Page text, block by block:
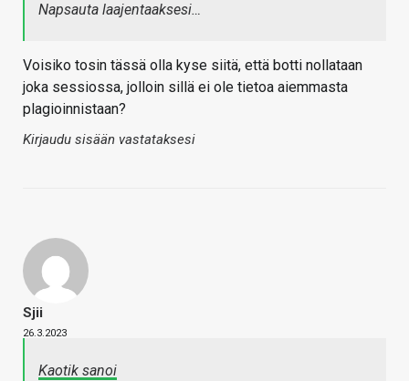
Napsauta laajentaaksesi…
Voisiko tosin tässä olla kyse siitä, että botti nollataan
joka sessiossa, jolloin sillä ei ole tietoa aiemmasta
plagioinnistaan?
Kirjaudu sisään vastataksesi
Sjii
26.3.2023
Kaotik sanoi